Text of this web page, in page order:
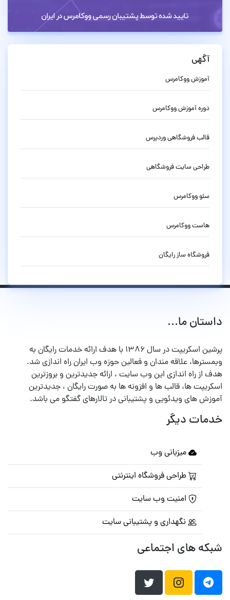
آگهی
آموزش ووکامرس
دوره آموزش ووکامرس
قالب فروشگاهی وردپرس
طراحی سایت فروشگاهی
سئو ووکامرس
هاست ووکامرس
فروشگاه ساز رایگان
داستان ما...
پرشین اسکریپت در سال ۱۳۸۶ با هدف ارائه خدمات رایگان به
وبمسترها، علاقه مندان و فعالین حوزه وب ایران راه اندازی شد.
هدف از راه اندازی این وب سایت ، ارائه جدیدترین و بروزترین
اسکریپت ها، قالب ها و افزونه ها به صورت رایگان ، جدیدترین
آموزش های ویدئویی و پشتیبانی در تالارهای گفتگو می باشد.
خدمات دیگر
میزبانی وب
طراحی فروشگاه اینترنتی
امنیت وب سایت
نگهداری و پشتیبانی سایت
شبکه های اجتماعی